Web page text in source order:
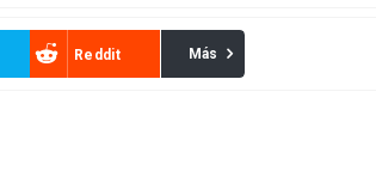
Reddit Más